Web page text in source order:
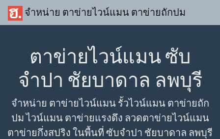
จำหน่าย ตาข่ายไวน์แมน ตาข่ายถักปม
ตาข่ายไวน์แมน ซับ
จำปา ชัยบาดาล ลพบุรี
จำหน่าย ตาข่ายไวน์แมน รั้วไวน์แมน ตาข่ายถัก
ปม ไวน์แมน ตาข่ายแรงดึง ลวดตาข่ายไวน์แมน
ตาข่ายกึ่งสปริง ในพื้นที่ ซับจำปา ชัยบาดาล ลพบุรี